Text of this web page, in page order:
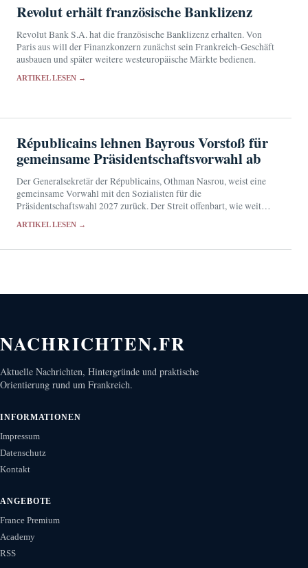
Revolut erhält französische Banklizenz
Revolut Bank S.A. hat die französische Banklizenz erhalten. Von
Paris aus will der Finanzkonzern zunächst sein Frankreich-Geschäft
ausbauen und später weitere westeuropäische Märkte bedienen.
ARTIKEL LESEN →
Républicains lehnen Bayrous Vorstoß für
gemeinsame Präsidentschaftsvorwahl ab
Der Generalsekretär der Républicains, Othman Nasrou, weist eine
gemeinsame Vorwahl mit den Sozialisten für die
Präsidentschaftswahl 2027 zurück. Der Streit offenbart, wie weit
gemeinsamen Kandidaten entfernt…
ARTIKEL LESEN →
NACHRICHTEN.FR
Aktuelle Nachrichten, Hintergründe und praktische
Orientierung rund um Frankreich.
INFORMATIONEN
Impressum
Datenschutz
Kontakt
ANGEBOTE
France Premium
Academy
RSS